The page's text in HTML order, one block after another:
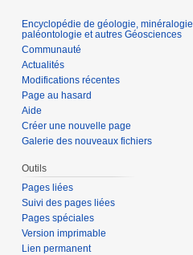
Encyclopédie de géologie, minéralogie,
paléontologie et autres Géosciences
Communauté
Actualités
Modifications récentes
Page au hasard
Aide
Créer une nouvelle page
Galerie des nouveaux fichiers
Outils
Pages liées
Suivi des pages liées
Pages spéciales
Version imprimable
Lien permanent